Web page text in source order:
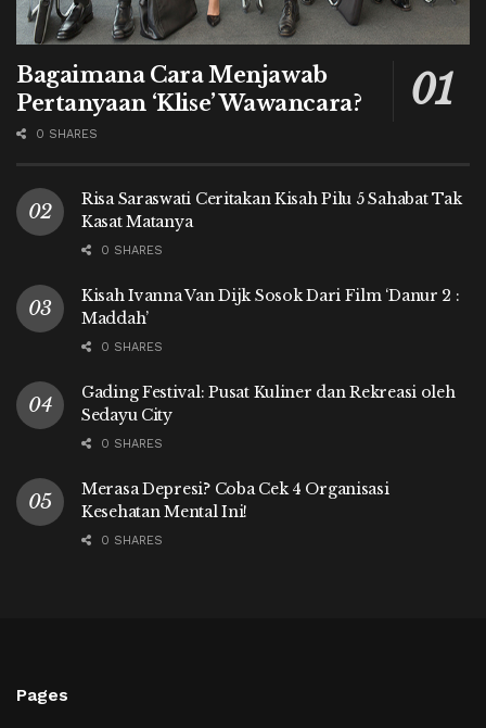
Bagaimana Cara Menjawab
Pertanyaan ‘Klise’ Wawancara?
0 SHARES
Risa Saraswati Ceritakan Kisah Pilu 5 Sahabat Tak
Kasat Matanya
0 SHARES
Kisah Ivanna Van Dijk Sosok Dari Film ‘Danur 2 :
Maddah’
0 SHARES
Gading Festival: Pusat Kuliner dan Rekreasi oleh
Sedayu City
0 SHARES
Merasa Depresi? Coba Cek 4 Organisasi
Kesehatan Mental Ini!
0 SHARES
Pages